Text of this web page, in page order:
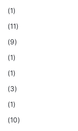
(1)
(11)
(9)
(1)
(1)
(3)
(1)
(10)